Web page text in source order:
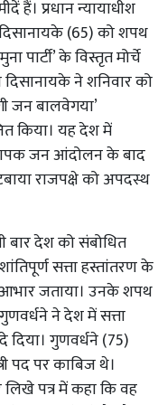
हैं। प्रधान न्यायाधीश
(65) को शपथ
पार्टी’ के विस्तृत मोर्चे
ने शनिवार को
जन बालवेगया’
किया। यह देश में
जन आंदोलन के बाद
राजपक्षे को अपदस्थ
बार देश को संबोधित
सत्ता हस्तांतरण के
आभार जताया। उनके शपथ
ने देश में सत्ता
गुणवर्धने (75)
पद पर काबिज थे।
पत्र में कहा कि वह